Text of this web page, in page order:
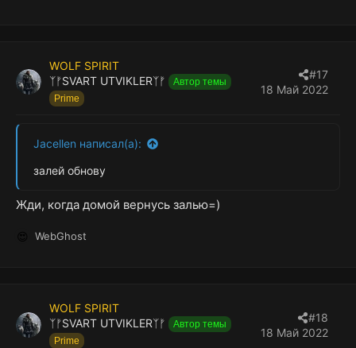
WOLF SPIRIT
ᛉᚠSVART UTVIKLERᛉᚠ
Автор темы
Prime
18 Май 2022
#17
Jacellen написал(а):
залей обнову
Жди, когда домой вернусь залью=)
и
и
WebGhost
WOLF SPIRIT
ᛉᚠSVART UTVIKLERᛉᚠ
Автор темы
Prime
18 Май 2022
#18